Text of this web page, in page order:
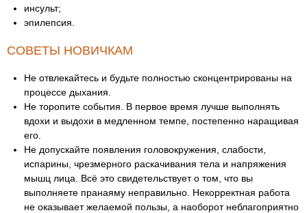
инсульт;
эпилепсия.
СОВЕТЫ НОВИЧКАМ
Не отвлекайтесь и будьте полностью сконцентрированы на
процессе дыхания.
Не торопите события. В первое время лучше выполнять
вдохи и выдохи в медленном темпе, постепенно наращивая
его.
Не допускайте появления головокружения, слабости,
испарины, чрезмерного раскачивания тела и напряжения
мышц лица. Всё это свидетельствует о том, что вы
выполняете пранаяму неправильно. Некорректная работа
не оказывает желаемой пользы, а наоборот неблагоприятно